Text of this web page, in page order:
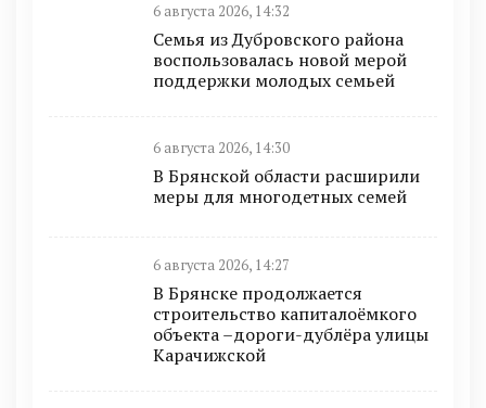
6 августа 2026, 14:32
Семья из Дубровского района
воспользовалась новой мерой
поддержки молодых семьей
6 августа 2026, 14:30
В Брянской области расширили
меры для многодетных семей
6 августа 2026, 14:27
В Брянске продолжается
строительство капиталоёмкого
объекта –дороги-дублёра улицы
Карачижской